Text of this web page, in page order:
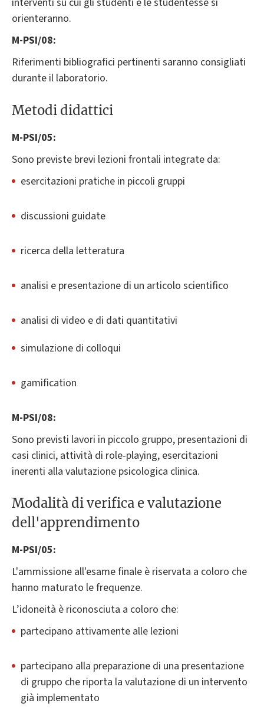
orienteranno.
M-PSI/08:
Riferimenti bibliografici pertinenti saranno consigliati
durante il laboratorio.
Metodi didattici
M-PSI/05:
Sono previste brevi lezioni frontali integrate da:
esercitazioni pratiche in piccoli gruppi
discussioni guidate
ricerca della letteratura
analisi e presentazione di un articolo scientifico
analisi di video e di dati quantitativi
simulazione di colloqui
gamification
M-PSI/08:
Sono previsti lavori in piccolo gruppo, presentazioni di
casi clinici, attività di role-playing, esercitazioni
inerenti alla valutazione psicologica clinica.
Modalità di verifica e valutazione
dell'apprendimento
M-PSI/05:
L'ammissione all'esame finale è riservata a coloro che
hanno maturato le frequenze.
L’idoneità è riconosciuta a coloro che:
partecipano attivamente alle lezioni
partecipano alla preparazione di una presentazione
di gruppo che riporta la valutazione di un intervento
già implementato